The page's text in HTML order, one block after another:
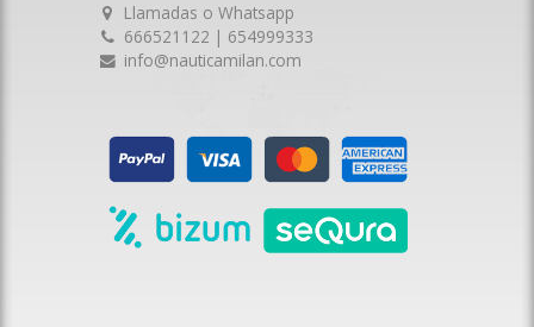
Llamadas o Whatsapp
666521122 | 654999333
info@nauticamilan.com